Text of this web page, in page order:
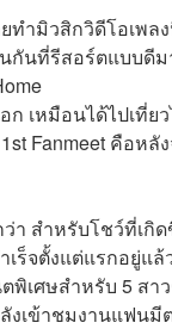
ำมิวสิกวิดีโอเพ
กันที่รีสอร์ตแบบดี
เหมือนได้ไปเที่
Fanmeet คือห
า สำหรับโชว์ที่เ
เร็จตั้งแต่แรกอยู่
ตพิเศษสำหรับ 5
งเข้าชมงานแฟนมี